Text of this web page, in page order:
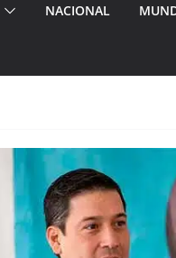
NACIONAL